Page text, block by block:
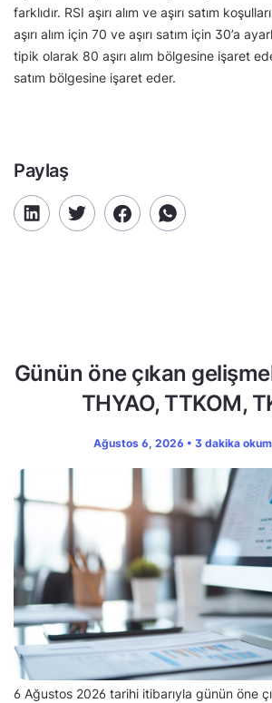
farklıdır. RSI aşırı alım ve aşırı satım
aşırı alım için 70 ve aşırı satım için 30’a
tipik olarak 80 aşırı alım bölgesine işaret
satım bölgesine işaret eder.
Paylaş
Günün öne çıkan
THYAO, TTKOM,
Ağustos 6, 2026 • 3 dakika
6 Ağustos 2026 tarihi itibarıyla günün öne